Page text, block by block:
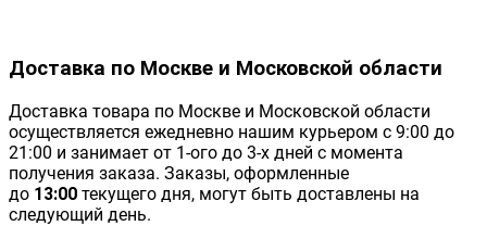
Доставка по Москве и Московской области
Доставка товара по Москве и Московской области
осуществляется ежедневно нашим курьером с 9:00 до
21:00 и занимает от 1-ого до 3-х дней с момента
получения заказа. Заказы, оформленные
до 13:00 текущего дня, могут быть доставлены на
следующий день.